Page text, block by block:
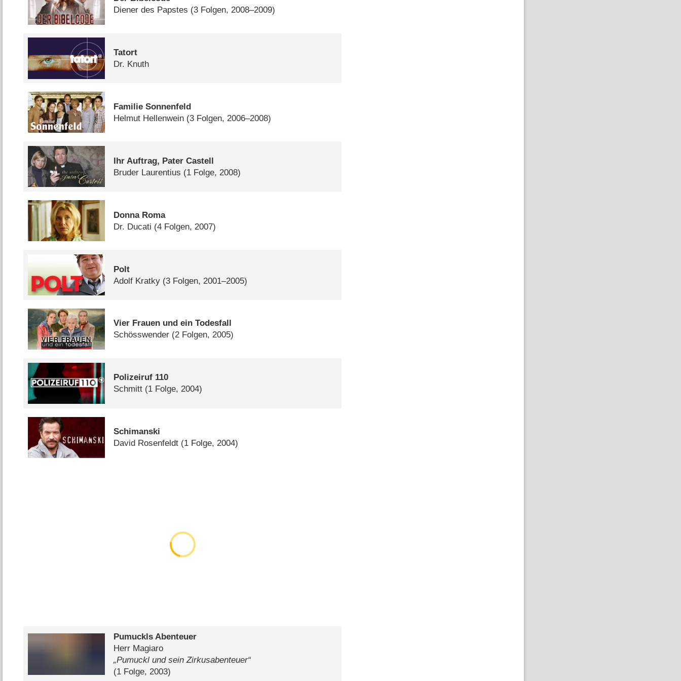
Diener des Papstes (3 Folgen, 2008–2009)
Tatort
Dr. Knuth
Familie Sonnenfeld
Helmut Hellenwein (3 Folgen, 2006–2008)
Ihr Auftrag, Pater Castell
Bruder Laurentius (1 Folge, 2008)
Donna Roma
Dr. Ducati (4 Folgen, 2007)
Polt
Adolf Kratky (3 Folgen, 2001–2005)
Vier Frauen und ein Todesfall
Schösswender (2 Folgen, 2005)
Polizeiruf 110
Schmitt (1 Folge, 2004)
Schimanski
David Rosenfeldt (1 Folge, 2004)
Pumuckls Abenteuer
Herr Magiaro
„Pumuckl und sein Zirkusabenteuer“
(1 Folge, 2003)